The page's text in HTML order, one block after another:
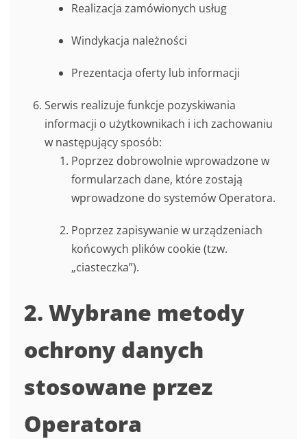
Realizacja zamówionych usług
Windykacja należności
Prezentacja oferty lub informacji
Serwis realizuje funkcje pozyskiwania
informacji o użytkownikach i ich zachowaniu
w następujący sposób:
Poprzez dobrowolnie wprowadzone w
formularzach dane, które zostają
wprowadzone do systemów Operatora.
Poprzez zapisywanie w urządzeniach
końcowych plików cookie (tzw.
„ciasteczka”).
2. Wybrane metody
ochrony danych
stosowane przez
Operatora